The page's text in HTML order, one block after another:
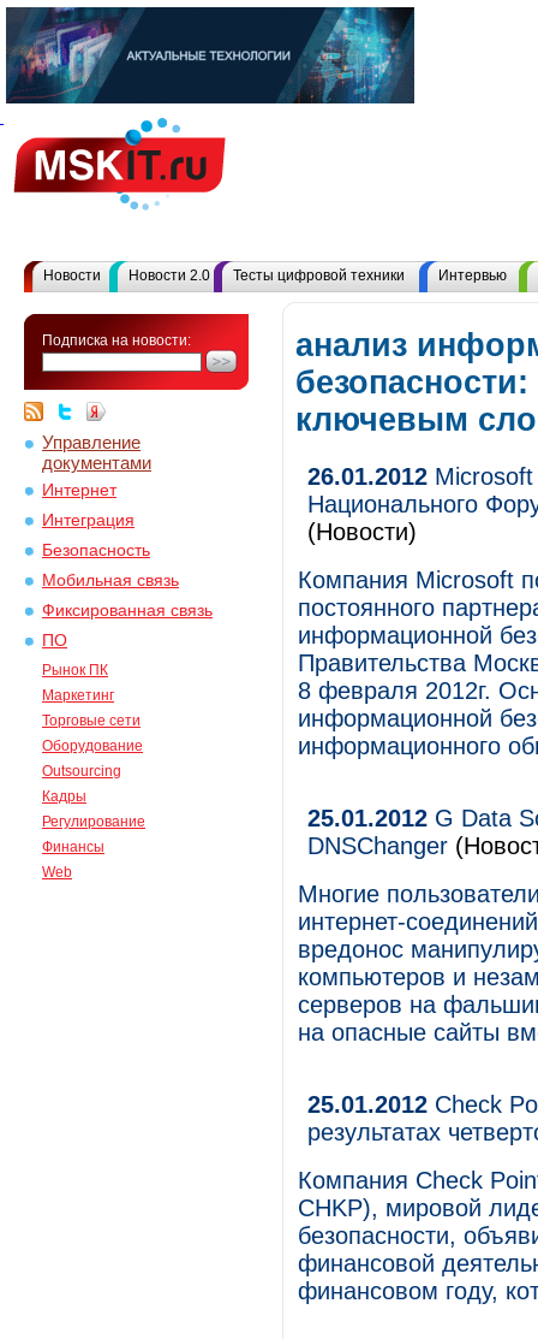
Новости Новости 2.0 Тесты цифровой техники Интервью
Подписка на новости:
Управление
документами
Интернет
Интеграция
Безопасность
Мобильная связь
Фиксированная связь
ПО
Рынок ПК
Маркетинг
Торговые сети
Оборудование
Outsourcing
Кадры
Регулирование
Финансы
Web
анализ
ключевым
26.01.2012 Microsoft
Национального
(Новости)
Компания Microsoft
постоянного
информационной
Правительства
8 февраля 2012г.
информационной
информационного
25.01.2012 G Data
DNSChanger
Многие
интернет-
вредонос
компьютеров и
серверов на
на опасные сайты
25.01.2012 Check
результатах
Компания Check
CHKP), мировой
безопасности,
финансовой
финансовом году,